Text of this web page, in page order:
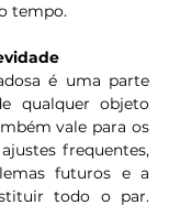
tempo.
é uma parte
qualquer objeto
vale para os
frequentes,
futuros e a
todo o par.